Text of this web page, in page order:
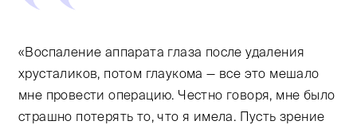
«Воспаление аппарата глаза после удаления
хрусталиков, потом глаукома — все это мешало
мне провести операцию. Честно говоря, мне было
страшно потерять то, что я имела. Пусть зрение